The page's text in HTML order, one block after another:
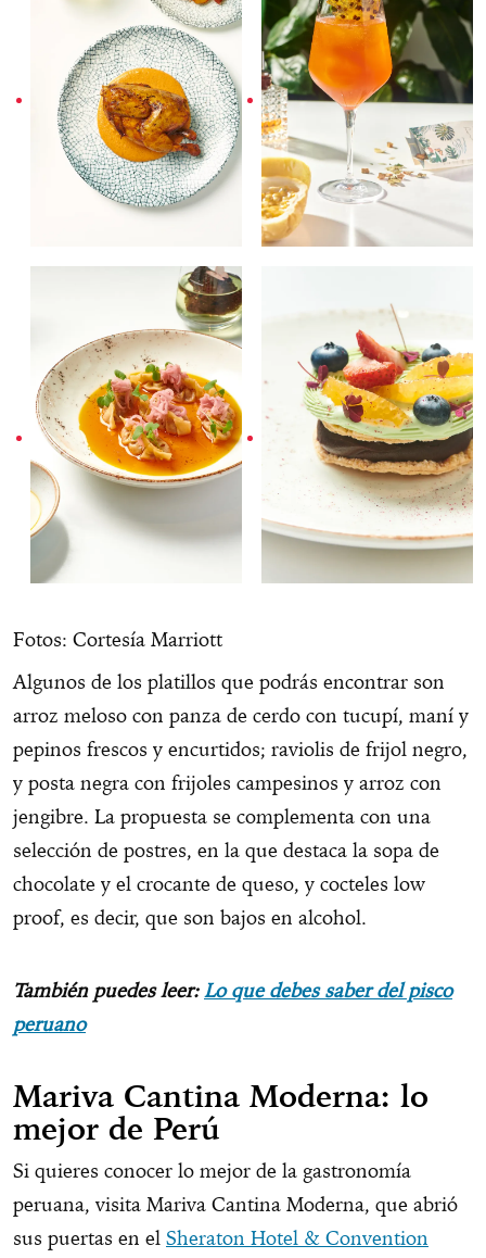
Fotos: Cortesía Marriott
Algunos de los platillos que podrás encontrar son
arroz meloso con panza de cerdo con tucupí, maní y
pepinos frescos y encurtidos; raviolis de frijol negro,
y posta negra con frijoles campesinos y arroz con
jengibre. La propuesta se complementa con una
selección de postres, en la que destaca la sopa de
chocolate y el crocante de queso, y cocteles low
proof, es decir, que son bajos en alcohol.
También puedes leer:Lo que debes saber del pisco
peruano
Mariva Cantina Moderna: lo
mejor de Perú
Si quieres conocer lo mejor de la gastronomía
peruana, visita Mariva Cantina Moderna, que abrió
sus puertas en el Sheraton Hotel & Convention